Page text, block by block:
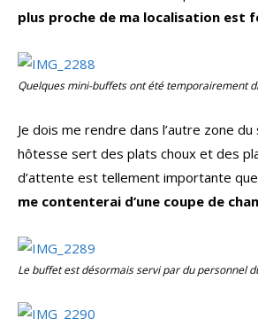
plus proche de ma localisation est
Quelques mini-buffets ont été temporairement
Je dois me rendre dans l’autre zone du
hôtesse sert des plats choux et des
d’attente est tellement importante que
me contenterai d’une coupe de
Le buffet est désormais servi par du personnel